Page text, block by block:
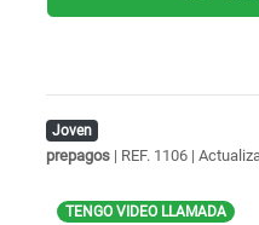
Joven
prepagos | REF. 1106 |
TENGO VIDEO LLAMADA